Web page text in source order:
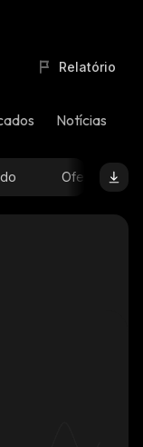
Relatório
Notícias
Oferta